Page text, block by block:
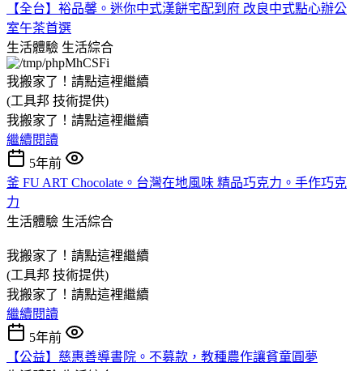
【全台】裕品馨。迷你中式漢餅宅配到府 改良中式點心辦公
室午茶首選
生活體驗 生活綜合
我搬家了！請點這裡繼續
(工具邦 技術提供)
我搬家了！請點這裡繼續
繼續閱讀
5年前
釜 FU ART Chocolate。台灣在地風味 精品巧克力。手作巧克
力
生活體驗 生活綜合
我搬家了！請點這裡繼續
(工具邦 技術提供)
我搬家了！請點這裡繼續
繼續閱讀
5年前
【公益】慈惠善導書院。不募款，教種農作讓貧童圓夢